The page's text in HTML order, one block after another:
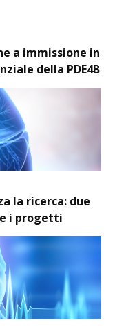
a immissione in
della PDE4B
la ricerca: due
i progetti